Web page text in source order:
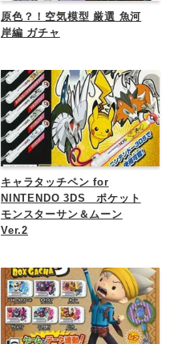
原色？！空気模型 厳選 魚河
岸編 ガチャ
キャラタッチペン for
NINTENDO 3DS ポケット
モンスターサン＆ムーン
Ver.2